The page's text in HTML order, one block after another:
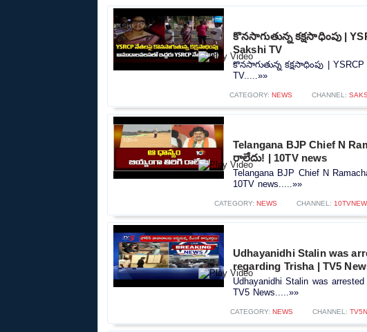
కొనసాగుతున్న కక్షసాధింపు |
Sakshi TV
కొనసాగుతున్న కక్షసాధింపు |
TV.....»»
CATEGORY: NEWS CHANNEL:
Telangana BJP Chief N
రాలేదు! | 10TV news
Telangana BJP Chief N
10TV news.....»»
CATEGORY: NEWS CHANNEL:
Udhayanidhi Stalin was
regarding Trisha | TV5
Udhayanidhi Stalin was
TV5 News.....»»
CATEGORY: NEWS CHANNEL: